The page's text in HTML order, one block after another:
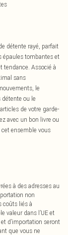
détente rayé, parfait
épaules tombantes et
tendance. Associé à
sans
le
ou le
de votre garde-
avec un bon livre ou
ensemble vous
à des adresses au
non
coûts liés à
valeur dans l’UE et
d’importation seront
que vous ne